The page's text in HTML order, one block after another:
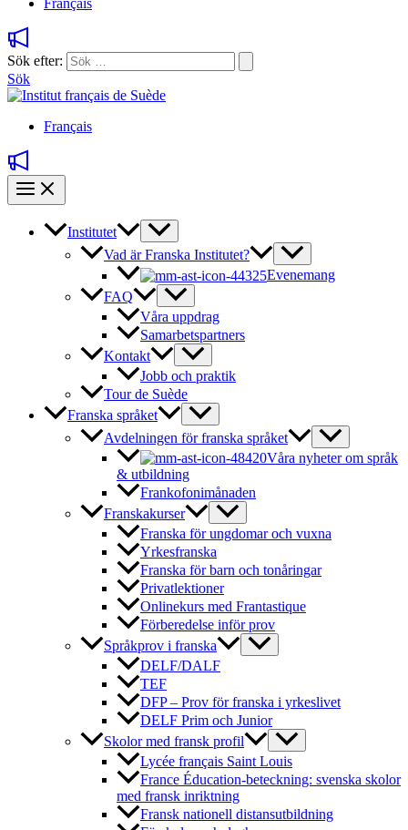
Français
Sök efter:
Sök
Français
Institutet
Vad är Franska Institutet?
Evenemang
FAQ
Våra uppdrag
Samarbetspartners
Kontakt
Jobb och praktik
Tour de Suède
Franska språket
Avdelningen för franska språket
Våra nyheter om språk
& utbildning
Frankofonimånaden
Franskakurser
Franska för ungdomar och vuxna
Yrkesfranska
Franska för barn och tonåringar
Privatlektioner
Onlinekurs med Frantastique
Förberedelse inför prov
Språkprov i franska
DELF/DALF
TEF
DFP – Prov för franska i yrkeslivet
DELF Prim och Junior
Skolor med fransk profil
Lycée français Saint Louis
France Éducation-beteckning: svenska skolor
med fransk inriktning
Fransk nationell distansutbildning